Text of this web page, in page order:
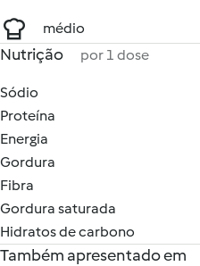
médio
Nutrição por 1 dose
Sódio
Proteína
Energia
Gordura
Fibra
Gordura saturada
Hidratos de carbono
Também apresentado em